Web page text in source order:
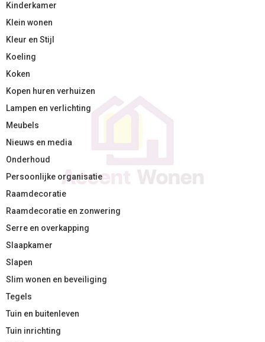
Kinderkamer
Klein wonen
Kleur en Stijl
Koeling
Koken
Kopen huren verhuizen
Lampen en verlichting
Meubels
Nieuws en media
Onderhoud
Persoonlijke organisatie
Raamdecoratie
Raamdecoratie en zonwering
Serre en overkapping
Slaapkamer
Slapen
Slim wonen en beveiliging
Tegels
Tuin en buitenleven
Tuin inrichting